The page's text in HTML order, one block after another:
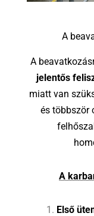
A
A
jelentős
miatt van
és többször
A
Első